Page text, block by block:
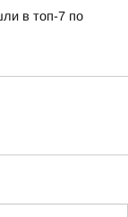
в топ-7 по